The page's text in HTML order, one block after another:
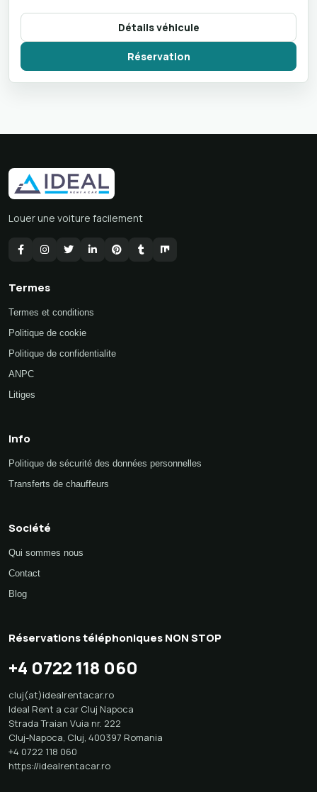
Détails véhicule
Réservation
Louer une voiture facilement
Termes
Termes et conditions
Politique de cookie
Politique de confidentialite
ANPC
Litiges
Info
Politique de sécurité des données personnelles
Transferts de chauffeurs
Société
Qui sommes nous
Contact
Blog
Réservations téléphoniques NON STOP
+4 0722 118 060
cluj(at)idealrentacar.ro
Ideal Rent a car Cluj Napoca
Strada Traian Vuia nr. 222
Cluj-Napoca, Cluj, 400397 Romania
+4 0722 118 060
https://idealrentacar.ro